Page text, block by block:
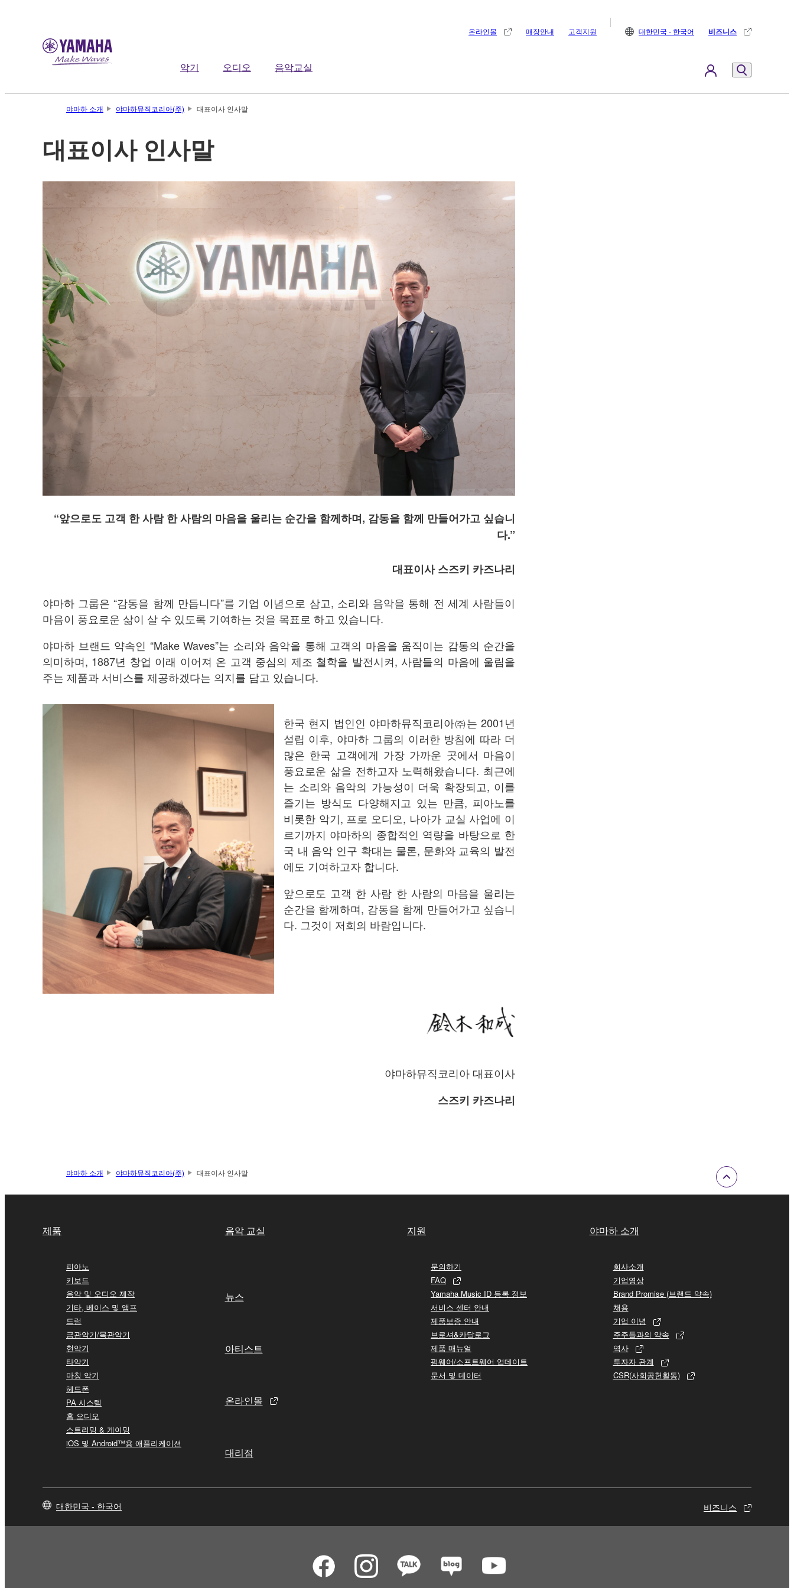
악기 오디오 음악교실
온라인몰 매장안내 고객지원 대한민국 - 한국어 비즈니스
야마하 소개 야마하뮤직코리아(주) 대표이사 인사말
대표이사 인사말
“앞으로도 고객 한 사람 한 사람의 마음을 울리는 순간을 함께하며, 감동을 함께 만들어가고 싶습니
다.”
대표이사 스즈키 카즈나리
야마하 그룹은 “감동을 함께 만듭니다”를 기업 이념으로 삼고, 소리와 음악을 통해 전 세계 사람들이
마음이 풍요로운 삶이 살 수 있도록 기여하는 것을 목표로 하고 있습니다.
야마하 브랜드 약속인 “Make Waves”는 소리와 음악을 통해 고객의 마음을 움직이는 감동의 순간을
의미하며, 1887년 창업 이래 이어져 온 고객 중심의 제조 철학을 발전시켜, 사람들의 마음에 울림을
주는 제품과 서비스를 제공하겠다는 의지를 담고 있습니다.
한국 현지 법인인 야마하뮤직코리아㈜는 2001년
설립 이후, 야마하 그룹의 이러한 방침에 따라 더
많은 한국 고객에게 가장 가까운 곳에서 마음이
풍요로운 삶을 전하고자 노력해왔습니다. 최근에
는 소리와 음악의 가능성이 더욱 확장되고, 이를
즐기는 방식도 다양해지고 있는 만큼, 피아노를
비롯한 악기, 프로 오디오, 나아가 교실 사업에 이
르기까지 야마하의 종합적인 역량을 바탕으로 한
국 내 음악 인구 확대는 물론, 문화와 교육의 발전
에도 기여하고자 합니다.
앞으로도 고객 한 사람 한 사람의 마음을 울리는
순간을 함께하며, 감동을 함께 만들어가고 싶습니
다. 그것이 저희의 바람입니다.
야마하뮤직코리아 대표이사
스즈키 카즈나리
야마하 소개 야마하뮤직코리아(주) 대표이사 인사말
제품
피아노
키보드
음악 및 오디오 제작
기타, 베이스 및 앰프
드럼
금관악기/목관악기
현악기
타악기
마칭 악기
헤드폰
PA 시스템
홈 오디오
스트리밍 & 게이밍
iOS 및 Android™용 애플리케이션
음악 교실
뉴스
아티스트
온라인몰
대리점
지원
문의하기
FAQ
Yamaha Music ID 등록 정보
서비스 센터 안내
제품보증 안내
브로셔&카달로그
제품 매뉴얼
펌웨어/소프트웨어 업데이트
문서 및 데이터
야마하 소개
회사소개
기업영상
Brand Promise (브랜드 약속)
채용
기업 이념
주주들과의 약속
역사
투자자 관계
CSR(사회공헌활동)
대한민국 - 한국어 비즈니스